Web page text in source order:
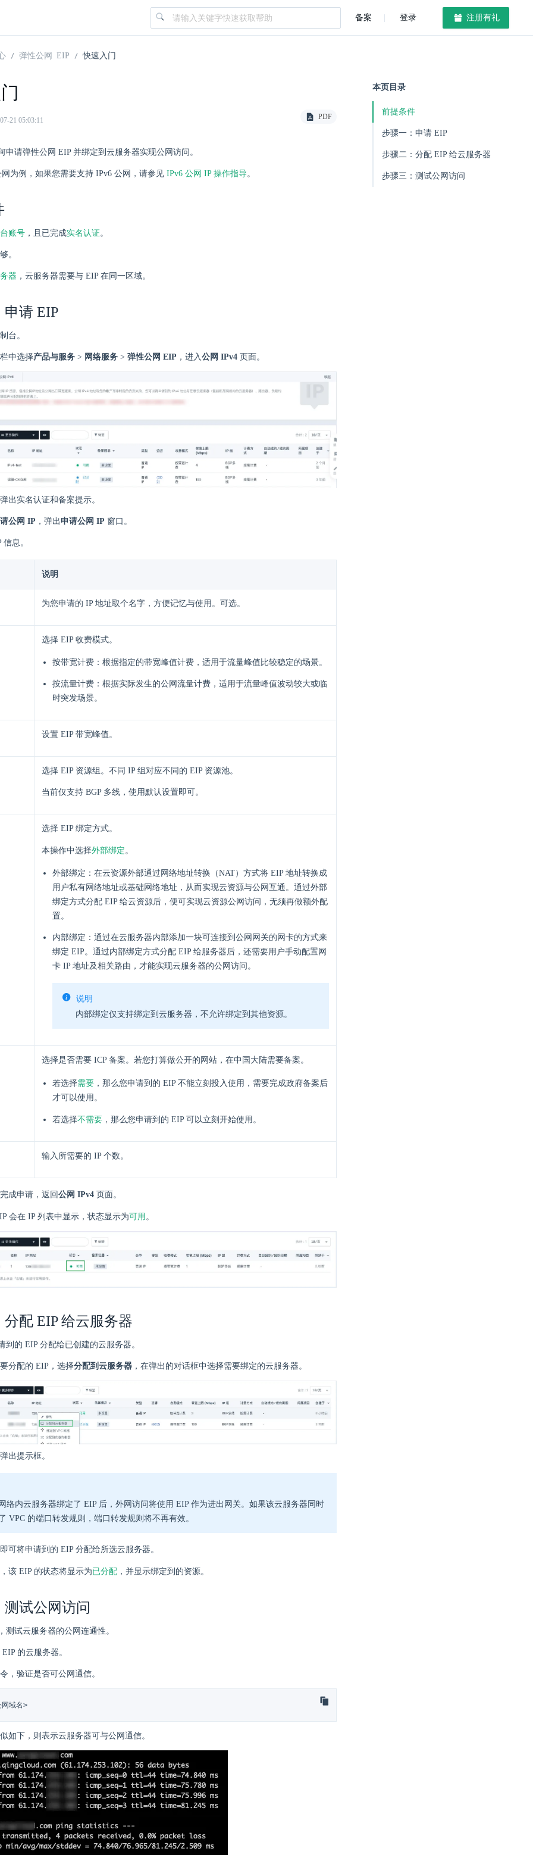
备案 登录 注册有礼
弹性公网 EIP 快速入门
21 05:03:11 PDF
申请弹性公网 EIP 并绑定到云服务器实现公网访问。
为例，如果您需要支持 IPv6 公网，请参见 IPv6 公网 IP 操作指导。
账号 ，且已完成实名认证。
。
器 ，云服务器需要与 EIP 在同一区域。
请 EIP
台。
中选择产品与服务 > 网络服务 > 弹性公网 EIP ，进入公网 IPv4 页面。
出实名认证和备案提示。
公网 IP ，弹出申请公网 IP 窗口。
息。
说明
为您申请的 IP 地址取个名字，方便记忆与使用。可选。
选择 EIP 收费模式。
按带宽计费：根据指定的带宽峰值计费，适用于流量峰值比较稳定的场景。
按流量计费：根据实际发生的公网流量计费，适用于流量峰值波动较大或临
时突发场景。
设置 EIP 带宽峰值。
选择 EIP 资源组。不同 IP 组对应不同的 EIP 资源池。
当前仅支持 BGP 多线，使用默认设置即可。
选择 EIP 绑定方式。
本操作中选择外部绑定 。
外部绑定：在云资源外部通过网络地址转换（NAT）方式将 EIP 地址转换成
用户私有网络地址或基础网络地址，从而实现云资源与公网互通。通过外部
绑定方式分配 EIP 给云资源后，便可实现云资源公网访问，无须再做额外配
置。
内部绑定：通过在云服务器内部添加一块可连接到公网网关的网卡的方式来
绑定 EIP。通过内部绑定方式分配 EIP 给服务器后，还需要用户手动配置网
卡 IP 地址及相关路由，才能实现云服务器的公网访问。
说明
内部绑定仅支持绑定到云服务器，不允许绑定到其他资源。
选择是否需要 ICP 备案。若您打算做公开的网站，在中国大陆需要备案。
若选择需要 ，那么您申请到的 EIP 不能立刻投入使用，需要完成政府备案后
才可以使用。
若选择不需要 ，那么您申请到的 EIP 可以立刻开始使用。
输入所需要的 IP 个数。
成申请，返回 公网 IPv4 页面。
会在 IP 列表中显示，状态显示为可用 。
配 EIP 给云服务器
到的 EIP 分配给已创建的云服务器。
分配的 EIP，选择分配到云服务器 ，在弹出的对话框中选择需要绑定的云服务器。
出提示框。
络内云服务器绑定了 EIP 后，外网访问将使用 EIP 作为进出网关。如果该云服务器同时
VPC 的端口转发规则，端口转发规则将不再有效。
可将申请到的 EIP 分配给所选云服务器。
该 EIP 的状态将显示为已分配 ，并显示绑定到的资源。
测试公网访问
测试云服务器的公网连通性。
的云服务器。
，验证是否可公网通信。
域名>
如下，则表示云服务器可与公网通信。
本页目录
前提条件
步骤一：申请 EIP
步骤二：分配 EIP 给云服务器
步骤三：测试公网访问